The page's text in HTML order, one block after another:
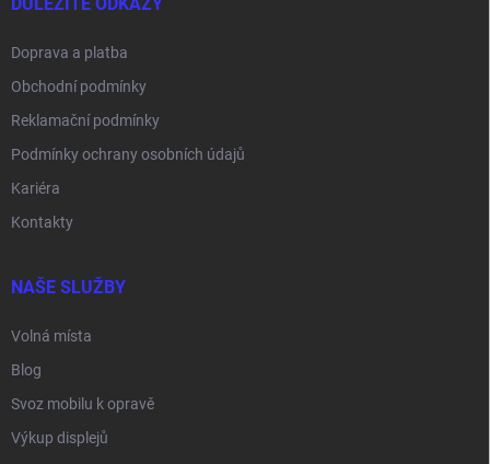
Doprava a platba
Obchodní podmínky
Reklamační podmínky
Podmínky ochrany osobních údajů
Kariéra
Kontakty
NAŠE SLUŽBY
Volná místa
Blog
Svoz mobilu k opravě
Výkup displejů